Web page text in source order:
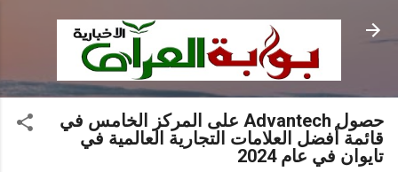
التخطي إلى المحتوى الرئيسي
حصول Advantech على المركز الخامس في
قائمة أفضل العلامات التجارية العالمية في
تايوان في عام 2024